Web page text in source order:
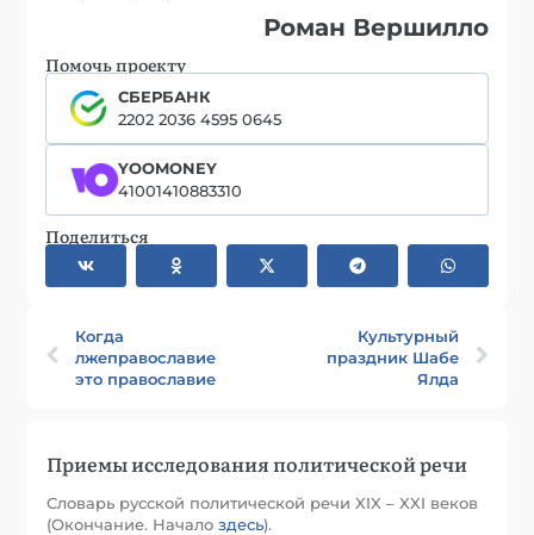
Роман Вершилло
Помочь проекту
СБЕРБАНК
2202 2036 4595 0645
YOOMONEY
41001410883310
Поделиться
Когда
лжеправославие
это православие
Культурный
праздник Шабе
Ялда
Приемы исследования политической речи
Словарь русской политической речи XIX – XXI веков
(Окончание. Началоздесь).